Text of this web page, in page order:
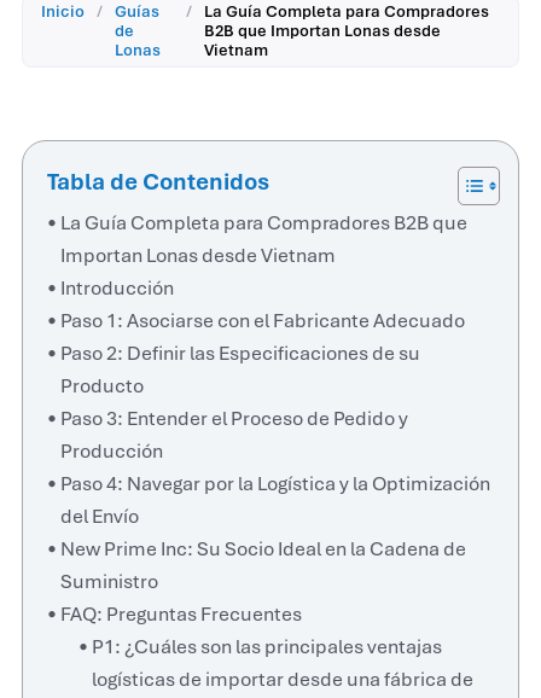
Inicio / Guías
de
Lonas
/
La Guía Completa para Compradores
B2B que Importan Lonas desde
Vietnam
Tabla de Contenidos
La Guía Completa para Compradores B2B que
Importan Lonas desde Vietnam
Introducción
Paso 1: Asociarse con el Fabricante Adecuado
Paso 2: Definir las Especificaciones de su
Producto
Paso 3: Entender el Proceso de Pedido y
Producción
Paso 4: Navegar por la Logística y la Optimización
del Envío
New Prime Inc: Su Socio Ideal en la Cadena de
Suministro
FAQ: Preguntas Frecuentes
P1: ¿Cuáles son las principales ventajas
logísticas de importar desde una fábrica de